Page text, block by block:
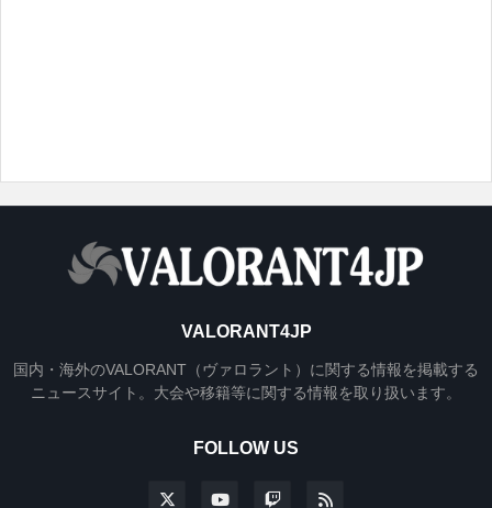
VALORANT4JP
国内・海外のVALORANT（ヴァロラント）に関する情報を掲載する
ニュースサイト。大会や移籍等に関する情報を取り扱います。
FOLLOW US